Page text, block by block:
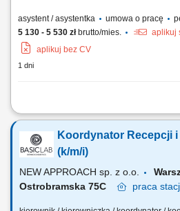
asystent / asystentka umowa o pracę
5 130 - 5 530 złbrutto/mies.
aplikuj
aplikuj bez CV
1 dni
Zakres obowiązków: Telefoniczna,
aktualnych projektach rehabilitacyjnych i
Przyjmowanie gości i kierowanie ich do
Koordynator Recepcji
(k/m/i)
NEW APPROACH sp. z o.o.
Ostrobramska 75C
praca